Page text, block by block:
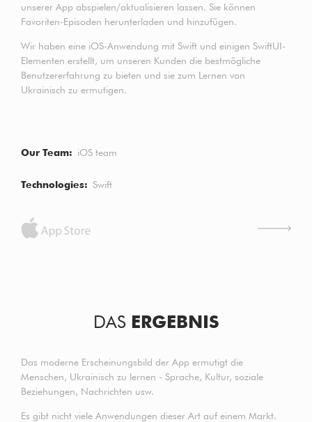
unserer App abspielen/aktualisieren lassen. Sie können
Favoriten-Episoden herunterladen und hinzufügen.
Wir haben eine iOS-Anwendung mit Swift und einigen SwiftUI-
Elementen erstellt, um unseren Kunden die bestmögliche
Benutzererfahrung zu bieten und sie zum Lernen von
Ukrainisch zu ermutigen.
Our Team iOS team
Technologies Swift
DAS ERGEBNIS
Das moderne Erscheinungsbild der App ermutigt die
Menschen, Ukrainisch zu lernen - Sprache, Kultur, soziale
Beziehungen, Nachrichten usw.
Es gibt nicht viele Anwendungen dieser Art auf einem Markt.